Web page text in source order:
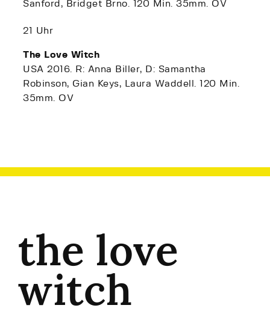
Sanford, Bridget Brno. 120 Min. 35mm. OV
21 Uhr
The Love Witch
USA 2016. R: Anna Biller, D: Samantha
Robinson, Gian Keys, Laura Waddell. 120 Min.
35mm. OV
the love
witch